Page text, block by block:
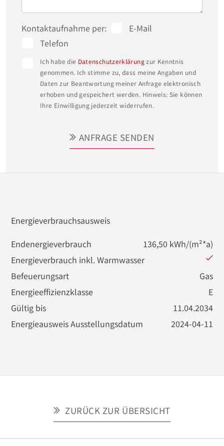
Weiterhin stehen Ihnen zwei Schlafzimmer (eins
mit Balkon), ein Duschbad sowie ein Abstellraum
zur Verfügung.
Hier erwartet Sie einzigartiges Raumgefühl durch
eine architektonische Meisterleistung!
direkter Zugang auf die große Terrasse und in den
Garten.
BESONDERHEITEN/AUSSTATTUNG:
Gaszentralheizung mit Warmwasserversorgung (im
Erdgeschoss Fußbodenheizung)
-Echtholzböden im Wohn und Essbereich
Kontaktaufnahme per:
E-Mail
Telefon
Ich habe die Datenschutzerklärungzur Kenntnis
genommen. Ich stimme zu, dass meine Angaben und
Daten zur Beantwortung meiner Anfrage elektronisch
erhoben und gespeichert werden. Hinweis: Sie können
Ihre Einwilligung jederzeit widerrufen.
ANFRAGE SENDEN
Energieverbrauchsausweis
Endenergieverbrauch
136,50 kWh/(m²*a)
Energieverbrauch inkl. Warmwasser
Befeuerungsart
Gas
Energieeffizienzklasse
E
Gültig bis
11.04.2034
Energieausweis Ausstellungsdatum
2024-04-11
ZURÜCK ZUR ÜBERSICHT